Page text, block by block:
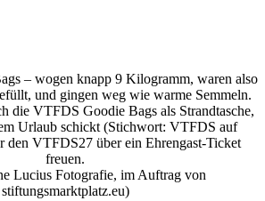
– wogen knapp 9 Kilogramm, waren also
und gingen weg wie warme Semmeln.
die VTFDS Goodie Bags als Strandtasche,
Urlaub schickt (Stichwort: VTFDS auf
den VTFDS27 über ein Ehrengast-Ticket
freuen.
Lucius Fotografie, im Auftrag von
stiftungsmarktplatz.eu)